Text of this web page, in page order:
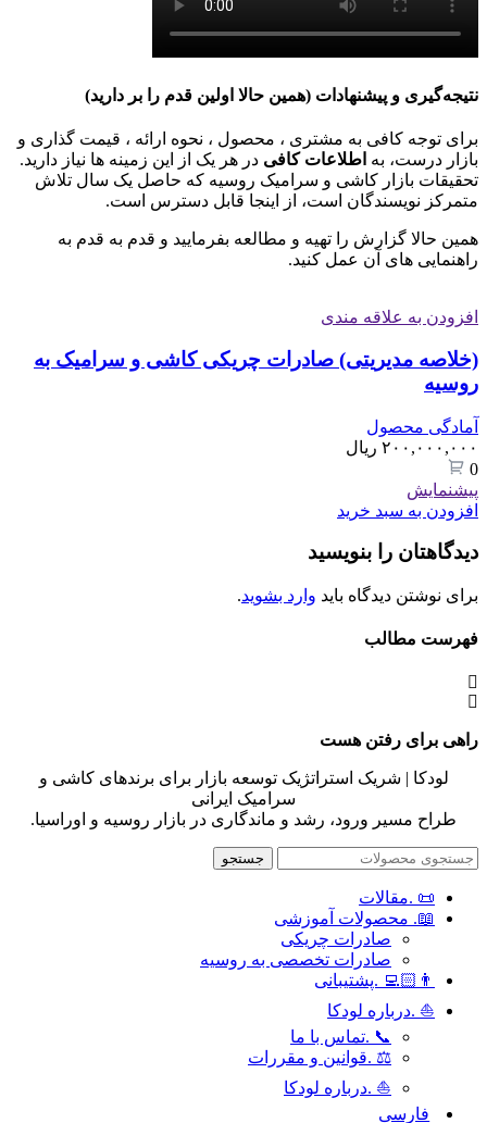
نتیجه‌گیری و پیشنهادات (همین حالا اولین قدم را بر دارید)
برای توجه کافی به مشتری ، محصول ، نحوه ارائه ، قیمت گذاری و
بازار درست، به اطلاعات کافی در هر یک از این زمینه ها نیاز دارید.
تحقیقات بازار کاشی و سرامیک روسیه که حاصل یک سال تلاش
متمرکز نویسندگان است، از اینجا قابل دسترس است.
همین حالا گزارش را تهیه و مطالعه بفرمایید و قدم به قدم به
راهنمایی های آن عمل کنید.
افزودن به علاقه مندی
(خلاصه مدیریتی) صادرات چریکی کاشی و سرامیک به
روسیه
آمادگی محصول
۲۰۰,۰۰۰,۰۰۰ ریال
0
پیشنمایش
افزودن به سبد خرید
دیدگاهتان را بنویسید
برای نوشتن دیدگاه باید وارد بشوید.
فهرست مطالب
راهی برای رفتن هست
لودکا | شریک استراتژیک توسعه بازار برای برندهای کاشی و
سرامیک ایرانی
طراح مسیر ورود، رشد و ماندگاری در بازار روسیه و اوراسیا.
جستجو
📜 .مقالات
📖. محصولات آموزشی
صادرات چریکی
صادرات تخصصی به روسیه
👨🏻‍💻 .پشتیبانی
⛵ .درباره لودکا
📞 .تماس با ما
⚖️ .قوانین و مقررات
⛵ .درباره لودکا
فارسی